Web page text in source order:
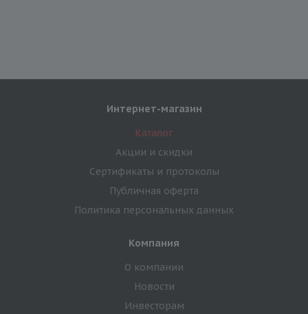
Интернет-магазин
Каталог
Акции и скидки
Сертификаты и протоколы
Публичная оферта
Политика персональных данных
Компания
О компании
Новости
Инвесторам